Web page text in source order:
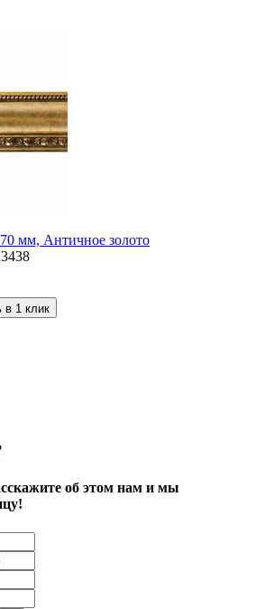
мм, Античное золото
в 1 клик
об этом нам и мы